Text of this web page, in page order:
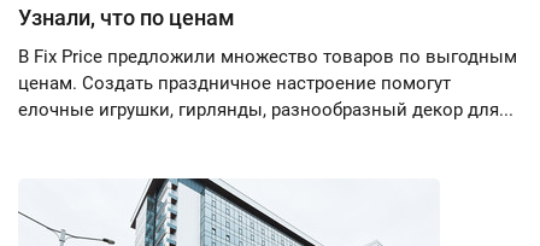
Узнали, что по ценам
В Fix Price предложили множество товаров по выгодным
ценам. Создать праздничное настроение помогут
елочные игрушки, гирлянды, разнообразный декор для...